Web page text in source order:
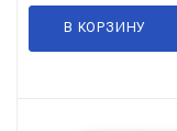
В КОРЗИНУ